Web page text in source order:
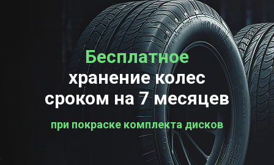
Бесплатное
хранение колес
сроком на 7 месяцев
при покраске комплекта дисков
Бесплатная
проверка колес